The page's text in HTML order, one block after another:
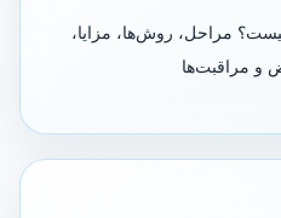
مراحل، روش‌ها، مزایا،
و مراقبت‌ها